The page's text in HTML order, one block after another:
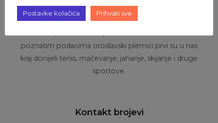
Oroslavska povijest vezana je uz dva dvorca oko kojih
se stoljećima i odvijao cjelokupni gospodarski,
poznatim podacima oroslavski plemići prvi su u nas
kraj donijeli tenis, mačevanje, jahanje, skijanje i druge
sportove.
Kontakt brojevi
Postavke kolačića Prihvati sve